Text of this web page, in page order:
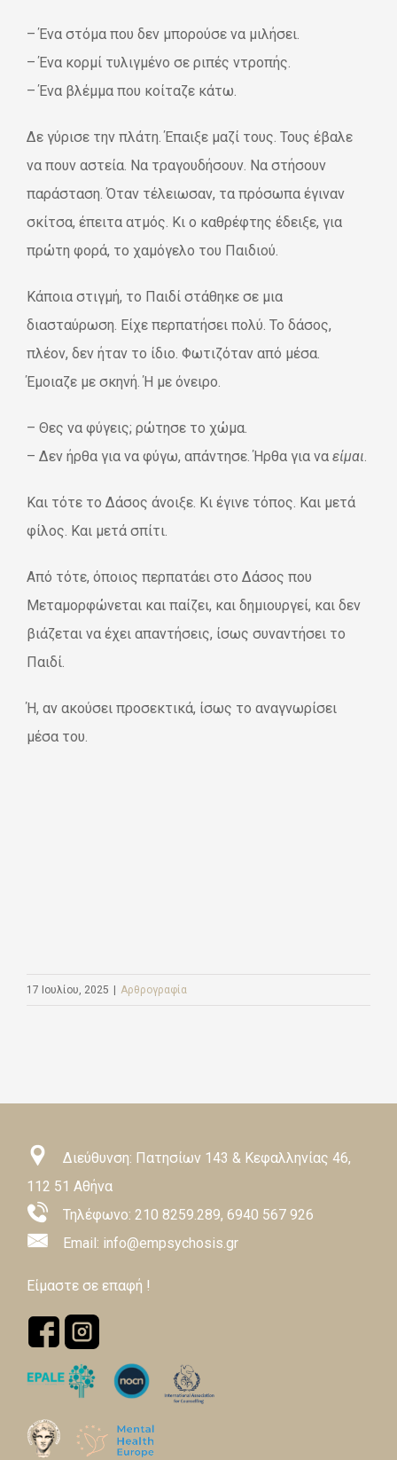
– Ένα στόμα που δεν μπορούσε να μιλήσει.
– Ένα κορμί τυλιγμένο σε ριπές ντροπής.
– Ένα βλέμμα που κοίταζε κάτω.
Δε γύρισε την πλάτη. Έπαιξε μαζί τους. Τους έβαλε
να πουν αστεία. Να τραγουδήσουν. Να στήσουν
παράσταση. Όταν τέλειωσαν, τα πρόσωπα έγιναν
σκίτσα, έπειτα ατμός. Κι ο καθρέφτης έδειξε, για
πρώτη φορά, το χαμόγελο του Παιδιού.
Κάποια στιγμή, το Παιδί στάθηκε σε μια
διασταύρωση. Είχε περπατήσει πολύ. Το δάσος,
πλέον, δεν ήταν το ίδιο. Φωτιζόταν από μέσα.
Έμοιαζε με σκηνή. Ή με όνειρο.
– Θες να φύγεις; ρώτησε το χώμα.
– Δεν ήρθα για να φύγω, απάντησε. Ήρθα για να είμαι.
Και τότε το Δάσος άνοιξε. Κι έγινε τόπος. Και μετά
φίλος. Και μετά σπίτι.
Από τότε, όποιος περπατάει στο Δάσος που
Μεταμορφώνεται και παίζει, και δημιουργεί, και δεν
βιάζεται να έχει απαντήσεις, ίσως συναντήσει το
Παιδί.
Ή, αν ακούσει προσεκτικά, ίσως το αναγνωρίσει
μέσα του.
17 Ιουλίου, 2025 Αρθρογραφία
Διεύθυνση: Πατησίων 143 & Κεφαλληνίας 46,
112 51 Αθήνα
Τηλέφωνο: 210 8259.289, 6940 567 926
Email: info@empsychosis.gr
Είμαστε σε επαφή !